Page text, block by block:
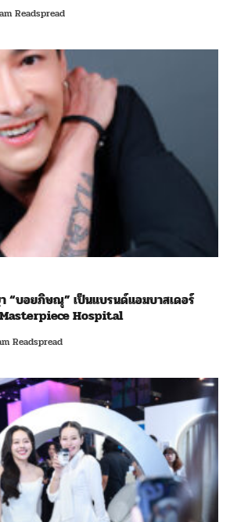
Readspread
“บอยภิษณุ” เป็นแบรนด์แอมบาสเดอร์
Hospital
Readspread